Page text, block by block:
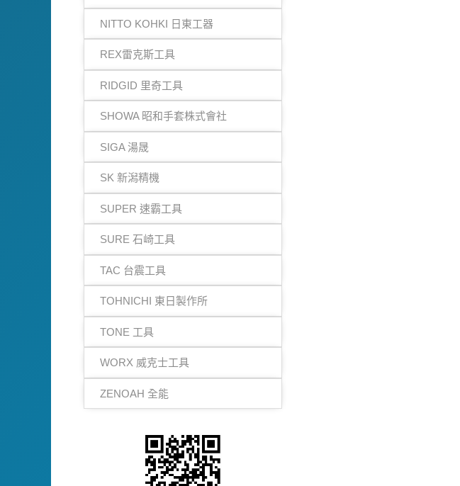
NITTO KOHKI 日東工器
REX雷克斯工具
RIDGID 里奇工具
SHOWA 昭和手套株式會社
SIGA 湯晟
SK 新潟精機
SUPER 速霸工具
SURE 石崎工具
TAC 台震工具
TOHNICHI 東日製作所
TONE 工具
WORX 威克士工具
ZENOAH 全能